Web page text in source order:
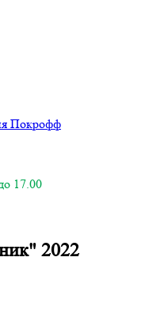
Покрофф
17.00
2022